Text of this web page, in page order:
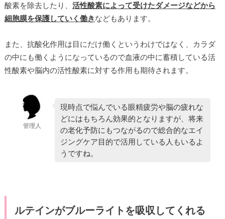
酸素を除去したり、 活性酸素によって受けたダメージなどから
細胞膜を保護していく働きなどもあります。
また、抗酸化作用は目にだけ働くというわけではなく、カラダ
の中にも働くようになっているので血液の中に蓄積している活
性酸素や脳内の活性酸素に対する作用も期待されます。
管理人
現時点で悩んでいる眼精疲労や脳の疲れな
どにはもちろん効果的となりますが、将来
の老化予防にもつながるので総合的なエイ
ジングケア目的で活用している人もいるよ
うですね。
ルテインがブルーライトを吸収してくれる